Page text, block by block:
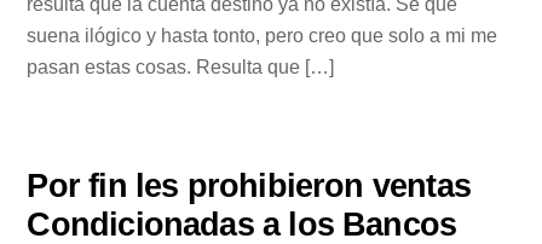
suena ilógico y hasta tonto, pero creo que solo a mi me
pasan estas cosas. Resulta que […]
Por fin les prohibieron ventas
Condicionadas a los Bancos